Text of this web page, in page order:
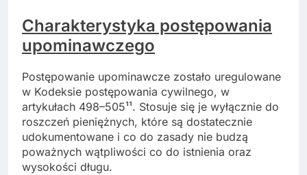
Charakterystyka postępowania
upominawczego
Postępowanie upominawcze zostało uregulowane
w Kodeksie postępowania cywilnego, w
artykułach 498–505¹¹. Stosuje się je wyłącznie do
roszczeń pieniężnych, które są dostatecznie
udokumentowane i co do zasady nie budzą
poważnych wątpliwości co do istnienia oraz
wysokości długu.